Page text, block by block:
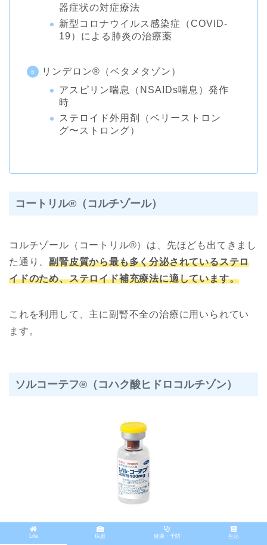
器症状の対症療法
新型コロナウイルス感染症（COVID-
19）による肺炎の治療薬
リンデロン®︎（ベタメタゾン）
アスピリン喘息（NSAIDs喘息）発作
時
ステロイド外用剤（ベリーストロン
グ〜ストロング）
コートリル®︎（コルチゾール）
コルチゾール（コートリル®︎）は、先ほども出てきまし
た通り、副腎皮質から最も多く分泌されているステロ
イドのため、ステロイド補充療法に適しています。
これを利用して、主に副腎不全の治療に用いられてい
ます。
ソルコーテフ®︎（コハク酸ヒドロコルチゾン）
ソルコーテフ®︎は、糖質コルチコイド作用と共に鉱質コ
Life 疾患 健康・予防 生活